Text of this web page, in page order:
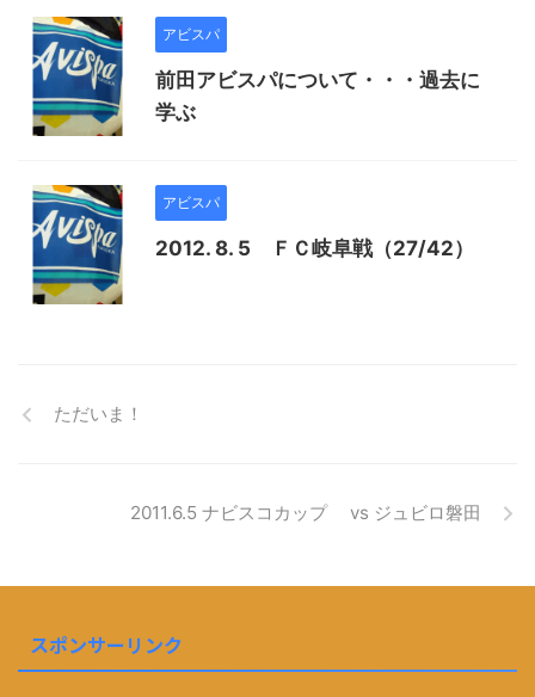
アビスパ
前田アビスパについて・・・過去に
学ぶ
アビスパ
2012. 8. 5 ＦＣ岐阜戦（27/42）
ただいま！
2011.6.5 ナビスコカップ vs ジュビロ磐田
スポンサーリンク